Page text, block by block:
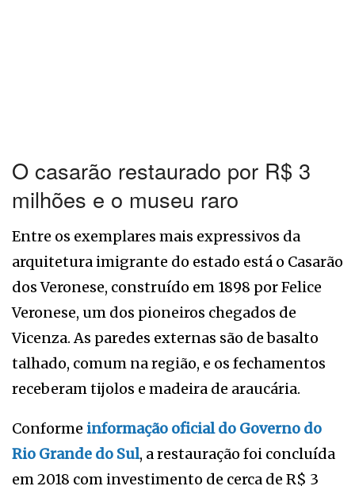
O casarão restaurado por R$ 3
milhões e o museu raro
Entre os exemplares mais expressivos da
arquitetura imigrante do estado está o Casarão
dos Veronese, construído em 1898 por Felice
Veronese, um dos pioneiros chegados de
Vicenza. As paredes externas são de basalto
talhado, comum na região, e os fechamentos
receberam tijolos e madeira de araucária.
Conforme informação oficial do Governo do
Rio Grande do Sul, a restauração foi concluída
em 2018 com investimento de cerca de R$ 3